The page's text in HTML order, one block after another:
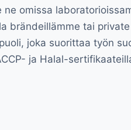
omissa
brändeillämme tai
joka suorittaa työn
ja Halal-